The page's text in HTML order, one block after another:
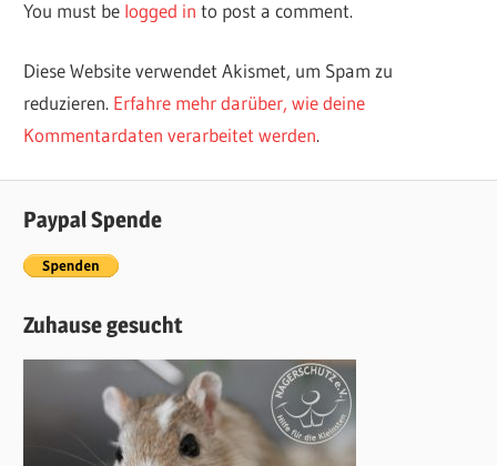
You must be logged in to post a comment.
Diese Website verwendet Akismet, um Spam zu
reduzieren. Erfahre mehr darüber, wie deine
Kommentardaten verarbeitet werden.
Paypal Spende
Zuhause gesucht